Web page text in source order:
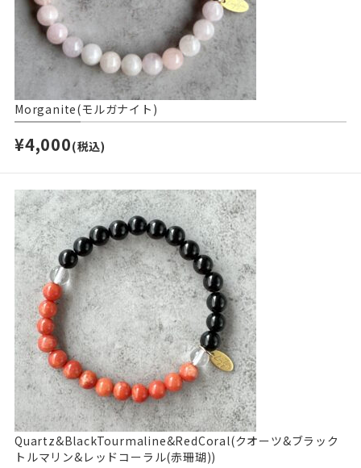
Morganite(モルガナイト)
¥4,000(税込)
Quartz&BlackTourmaline&RedCoral(クオーツ&ブラック
トルマリン&レッドコーラル(赤珊瑚))